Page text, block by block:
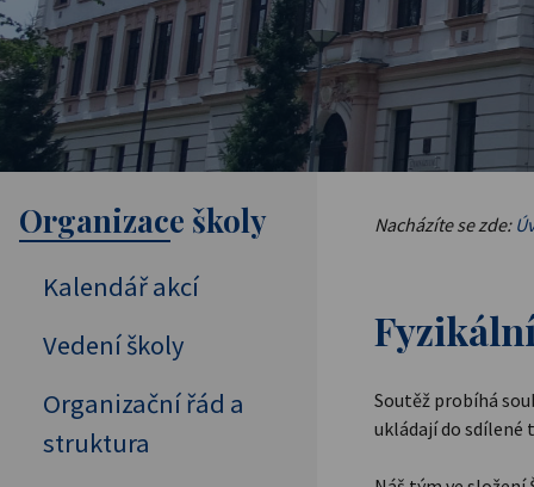
Nacházíte se zde:
Soutěž probíhá
ukládají do sdílené
Organizace školy
Kalendář akcí
Vedení školy
Organizační řád a
struktura